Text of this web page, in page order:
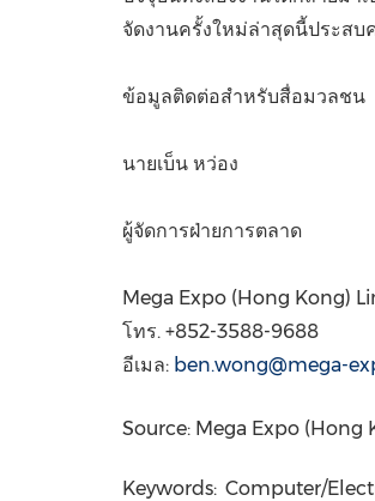
จัดงานครั้งใหม่ล่าสุดนี้ประสบ
ข้อมูลติดต่อสำหรับสื่อมวลชน
นายเบ็น หว่อง
ผู้จัดการฝ่ายการตลาด
Mega Expo (Hong Kong)
โทร. +852-3588-9688
อีเมล: ben.wong@mega-
Source: Mega Expo (Hong
Keywords: Computer/